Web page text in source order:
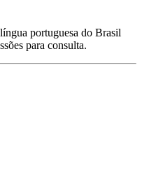
portuguesa do Brasil
para consulta.